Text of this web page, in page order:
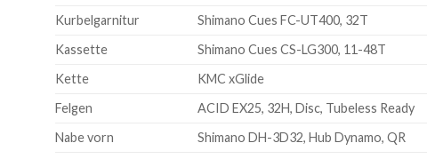
Kurbelgarnitur
Shimano Cues FC-UT400, 32T
Kassette
Shimano Cues CS-LG300, 11-48T
Kette
KMC xGlide
Felgen
ACID EX25, 32H, Disc, Tubeless Ready
Nabe vorn
Shimano DH-3D32, Hub Dynamo, QR